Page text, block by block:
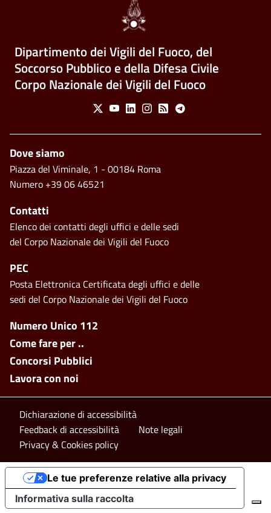
Dipartimento dei Vigili del Fuoco, del
Soccorso Pubblico e della Difesa Civile
Corpo Nazionale dei Vigili del Fuoco
Social Menu
X YoutubeLinkedinInstagram
Feed Telegram
Footer side menu
Numero Unico 112
Come fare per ..
Concorsi Pubblici
Lavora con noi
Piè di pagina
Dove siamo
Piazza del Viminale, 1 - 00184 Roma
Numero +39 06 46521
Contatti
Elenco dei contatti degli uffici e delle sedi
del Corpo Nazionale dei Vigili del Fuoco
PEC
Posta Elettronica Certificata degli uffici e delle
sedi del Corpo Nazionale dei Vigili del Fuoco
Footer bottom
Dichiarazione di accessibilità
Feedback di accessibilità
Note legali
Privacy & Cookies policy
Informativa sulla raccolta
Le tue preferenze relative alla privacy